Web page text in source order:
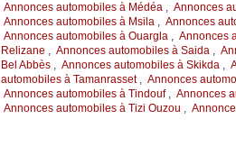
Annonces automobiles à Médéa, Annonces
Annonces automobiles à Msila, Annonces
Annonces automobiles à Ouargla, Annonces
Relizane , Annonces automobiles à Saida,
Bel Abbès, Annonces automobiles à Skikda,
automobiles à Tamanrasset, Annonces
Annonces automobiles à Tindouf, Annonces
Annonces automobiles à Tizi Ouzou ,